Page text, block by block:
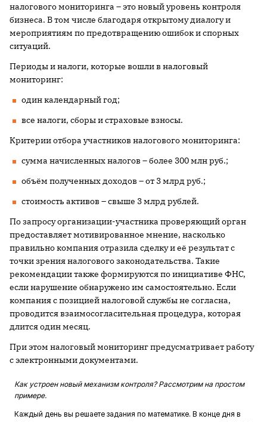
налогового мониторинга – это новый уровень контроля
бизнеса. В том числе благодаря открытому диалогу и
мероприятиям по предотвращению ошибок и спорных
ситуаций.
Периоды и налоги, которые вошли в налоговый
мониторинг:
один календарный год;
все налоги, сборы и страховые взносы.
Критерии отбора участников налогового мониторинга:
сумма начисленных налогов – более 300 млн руб.;
объём полученных доходов – от 3 млрд руб.;
стоимость активов – свыше 3 млрд рублей.
По запросу организации-участника проверяющий орган
предоставляет мотивированное мнение, насколько
правильно компания отразила сделку и её результат с
точки зрения налогового законодательства. Такие
рекомендации также формируются по инициативе ФНС,
если нарушение обнаружено им самостоятельно. Если
компания с позицией налоговой службы не согласна,
проводится взаимосогласительная процедура, которая
длится один месяц.
При этом налоговый мониторинг предусматривает работу
с электронными документами.
Как устроен новый механизм контроля? Рассмотрим на простом
примере.
Каждый день вы решаете задания по математике. В конце дня в